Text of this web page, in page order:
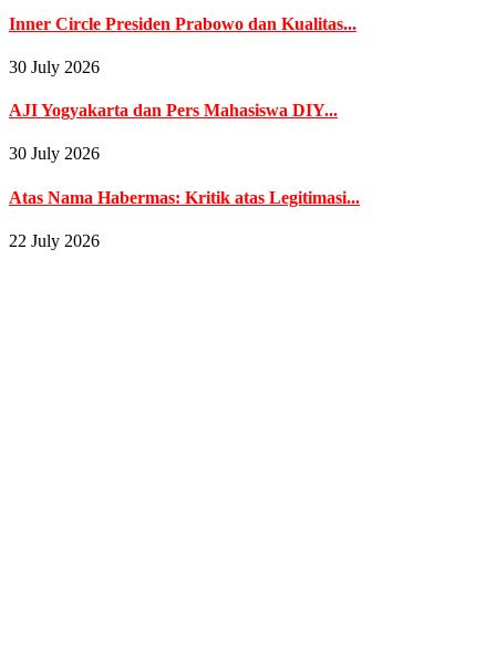
Inner Circle Presiden Prabowo dan Kualitas...
30 July 2026
AJI Yogyakarta dan Pers Mahasiswa DIY...
30 July 2026
Atas Nama Habermas: Kritik atas Legitimasi...
22 July 2026